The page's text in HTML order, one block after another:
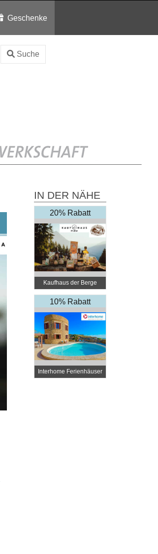
Geschenke
Suche
IN DER NÄHE
20% Rabatt
Kaufhaus der Berge
10% Rabatt
Interhome Ferienhäuser
und Wohnungen